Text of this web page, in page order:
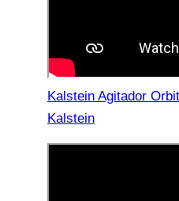
Kalstein Agitador
Kalstein